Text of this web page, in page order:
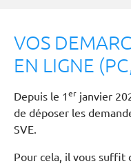
VOS
EN LIGNE
Depuis le 1er janvier
de déposer les
SVE.
Pour cela, il vous suffit